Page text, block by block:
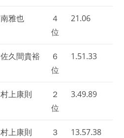
南雅也
４
位
21.06
佐久間貴裕
６
位
1.51.33
村上康則
２
位
3.49.89
村上康則
３
13.57.38